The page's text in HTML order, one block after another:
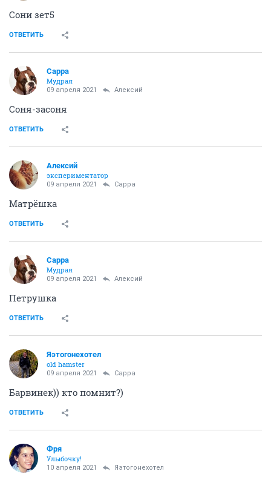
Сони зет5
ОТВЕТИТЬ
Сарра
Мудрая
09 апреля 2021 Алексий
Соня-засоня
ОТВЕТИТЬ
Алексий
экспериментатор
09 апреля 2021 Сарра
Матрёшка
ОТВЕТИТЬ
Сарра
Мудрая
09 апреля 2021 Алексий
Петрушка
ОТВЕТИТЬ
Яэтогонехотел
old hamster
09 апреля 2021 Сарра
Барвинек)) кто помнит?)
ОТВЕТИТЬ
Фря
Улыбочку!
10 апреля 2021 Яэтогонехотел